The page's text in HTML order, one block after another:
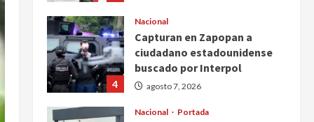
4
Nacional
Capturan en Zapopan a
ciudadano estadounidense
buscado por Interpol
agosto 7, 2026
Nacional Portada